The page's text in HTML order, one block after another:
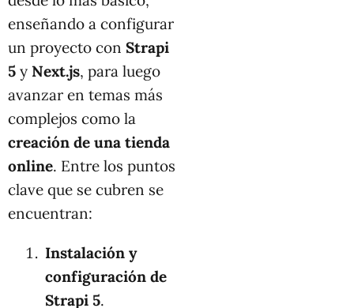
enseñando a configurar
un proyecto con Strapi
5 y Next.js, para luego
avanzar en temas más
complejos como la
creación de una tienda
online. Entre los puntos
clave que se cubren se
encuentran:
Instalación y
configuración de
Strapi 5.